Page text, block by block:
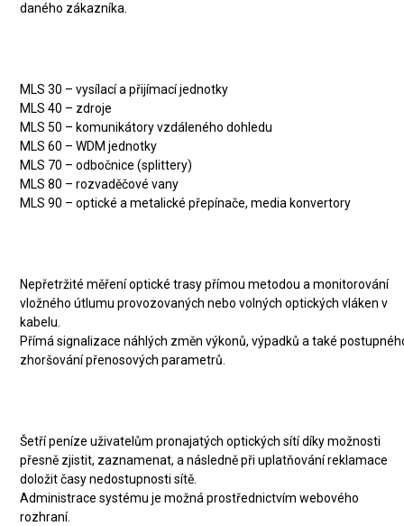
daného zákazníka.
MLS 30 – vysílací a přijímací jednotky
MLS 40 – zdroje
MLS 50 – komunikátory vzdáleného dohledu
MLS 60 – WDM jednotky
MLS 70 – odbočnice (splittery)
MLS 80 – rozvaděčové vany
MLS 90 – optické a metalické přepínače, media konvertory
Nepřetržité měření optické trasy přímou metodou a monitorování
vložného útlumu provozovaných nebo volných optických vláken v
kabelu.
Přímá signalizace náhlých změn výkonů, výpadků a také
zhoršování přenosových parametrů.
Šetří peníze uživatelům pronajatých optických sítí díky možnosti
přesně zjistit, zaznamenat, a následně při uplatňování reklamace
doložit časy nedostupnosti sítě.
Administrace systému je možná prostřednictvím webového
rozhraní.